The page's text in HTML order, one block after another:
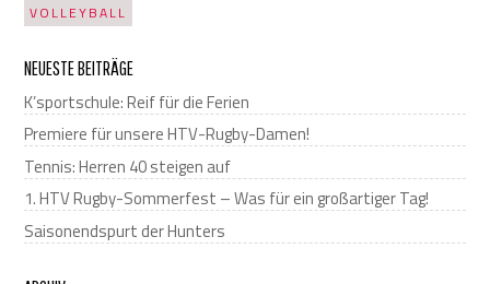
VOLLEYBALL
NEUESTE BEITRÄGE
K’sportschule: Reif für die Ferien
Premiere für unsere HTV-Rugby-Damen!
Tennis: Herren 40 steigen auf
1. HTV Rugby-Sommerfest – Was für ein großartiger Tag!
Saisonendspurt der Hunters